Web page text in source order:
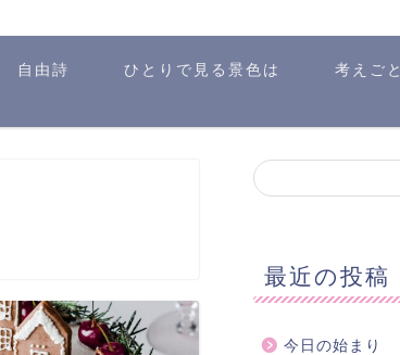
自由詩 ひとりで見る景色は 考えごと
最近の投稿
今日の始まり